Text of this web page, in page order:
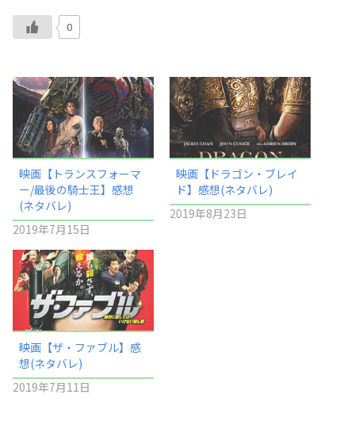
0
映画【トランスフォーマ
ー/最後の騎士王】感想
(ネタバレ)
2019年7月15日
映画【ドラゴン・ブレイ
ド】感想(ネタバレ)
2019年8月23日
映画【ザ・ファブル】感
想(ネタバレ)
2019年7月11日